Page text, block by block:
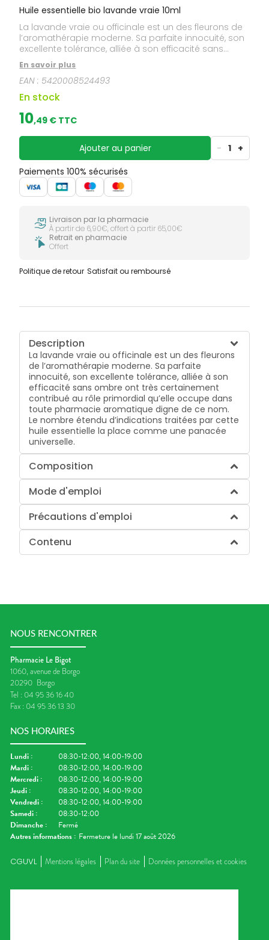
Huile essentielle bio lavande vraie 10ml
La lavande vraie ou officinale est un des fleurons de
l’aromathérapie moderne. Sa parfaite innocuité, son
excellente tolérance, alliée à son efficacité sans
ombre ont très certainement contribué au rôle
primordial qu’elle occupe dans toute pharmacie
aromatique digne de ce nom. Le nombre étendu
d’indications traitées par cette huile essentielle la
place comme une panacée universelle.
En savoir plus
EAN : 5420008524493
En stock
10,49 € TTC
Ajouter au panier - 1 +
Paiements 100% sécurisés
Livraison par la pharmacie
À partir de 6,90€, offert à partir 65,00€
Retrait en pharmacie
Offert
Politique de retour Satisfait ou remboursé
Description
La lavande vraie ou officinale est un des fleurons
de l’aromathérapie moderne. Sa parfaite
innocuité, son excellente tolérance, alliée à son
efficacité sans ombre ont très certainement
contribué au rôle primordial qu’elle occupe dans
toute pharmacie aromatique digne de ce nom.
Le nombre étendu d’indications traitées par cette
huile essentielle la place comme une panacée
universelle.
Composition
Mode d'emploi
Précautions d'emploi
Contenu
NOUS RENCONTRER
Pharmacie Le Bigot
1060, avenue de Borgo
20290 Borgo
Tel : 04 95 36 16 40
Fax : 04 95 36 13 30
NOS HORAIRES
Lundi :
08:30-12:00, 14:00-19:00
Mardi :
08:30-12:00, 14:00-19:00
Mercredi :
08:30-12:00, 14:00-19:00
Jeudi :
08:30-12:00, 14:00-19:00
Vendredi :
08:30-12:00, 14:00-19:00
Samedi :
08:30-12:00
Dimanche :
Fermé
Autres informations : Fermeture le lundi 17 août 2026
CGUVL Mentions légales Plan du site Données personnelles et cookies